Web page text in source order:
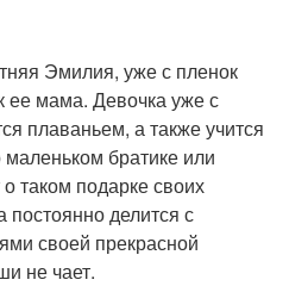
Эмилия, уже с пленок
ее мама. Девочка уже с
плаваньем, а также учится
братике или
таком подарке своих
делится с
своей прекрасной
не чает.